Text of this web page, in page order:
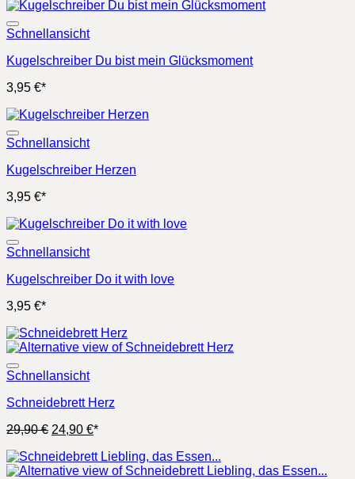
Schnellansicht
Kugelschreiber Du bist mein Glücksmoment
3,95 €*
Schnellansicht
Kugelschreiber Herzen
3,95 €*
Schnellansicht
Kugelschreiber Do it with love
3,95 €*
Schnellansicht
Schneidebrett Herz
29,90€ Ursprünglicher
war:
29,90 €
24,90 €Aktueller
ist:
24,90 €.
*